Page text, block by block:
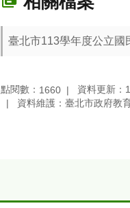
臺北市113學年度公立國
點閱數： 1660 資料更新：
資料維護：臺北市政府教